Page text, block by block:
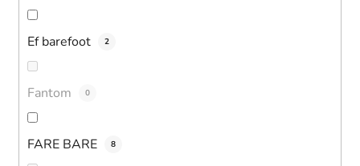
Ef barefoot 2
Fantom 0
FARE BARE 8